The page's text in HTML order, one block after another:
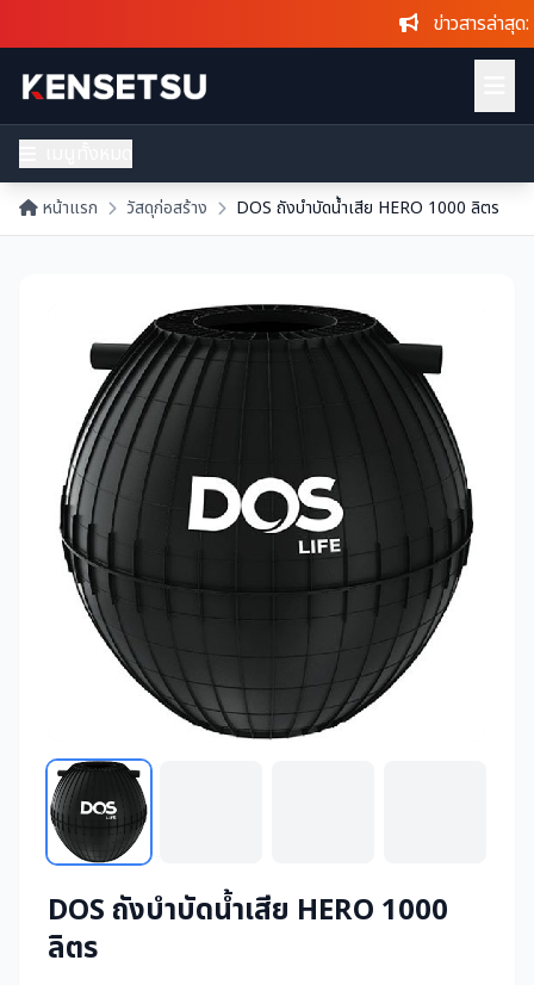
ข่าวสารล่าสุด: ก
หน้าแรก วัสดุก่อสร้าง DOS ถังบำบัดน้ำเสีย HERO 1000 ลิตร
DOS ถังบำบัดน้ำเสีย HERO 1000
ลิตร